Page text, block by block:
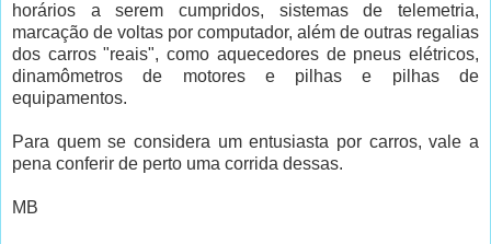
horários a serem cumpridos, sistemas de telemetria,
marcação de voltas por computador, além de outras regalias
dos carros "reais", como aquecedores de pneus elétricos,
dinamômetros de motores e pilhas e pilhas de
equipamentos.
Para quem se considera um entusiasta por carros, vale a
pena conferir de perto uma corrida dessas.
MB